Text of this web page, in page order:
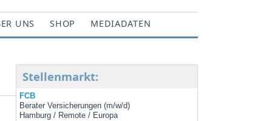
UNS SHOP MEDIADATEN
Stellenmarkt:
FCB
Berater Versicherungen (m/w/d)
Hamburg / Remote / Europa